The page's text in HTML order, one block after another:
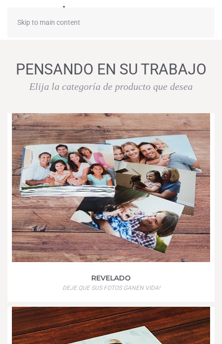
Skip to main content
PENSANDO EN SU TRABAJO
Elija la categoría de producto que desea
REVELADO
DEJE QUE SUS FOTOS GANEN VIDA!